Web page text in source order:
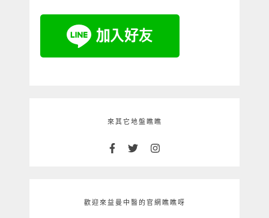
來其它地盤瞧瞧
歡迎來益曼中醫的官網瞧瞧呀